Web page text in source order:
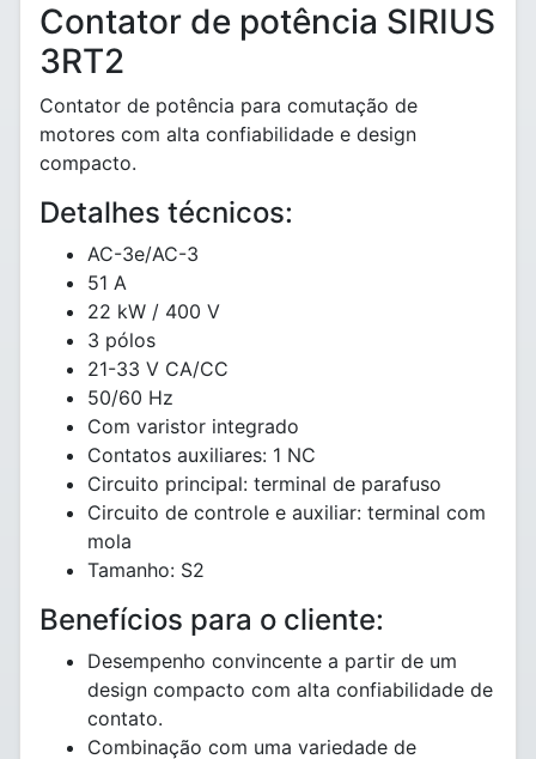
Contator de potência SIRIUS
3RT2
Contator de potência para comutação de
motores com alta confiabilidade e design
compacto.
Detalhes técnicos:
AC-3e/AC-3
51 A
22 kW / 400 V
3 pólos
21-33 V CA/CC
50/60 Hz
Com varistor integrado
Contatos auxiliares: 1 NC
Circuito principal: terminal de parafuso
Circuito de controle e auxiliar: terminal com
mola
Tamanho: S2
Benefícios para o cliente:
Desempenho convincente a partir de um
design compacto com alta confiabilidade de
contato.
Combinação com uma variedade de